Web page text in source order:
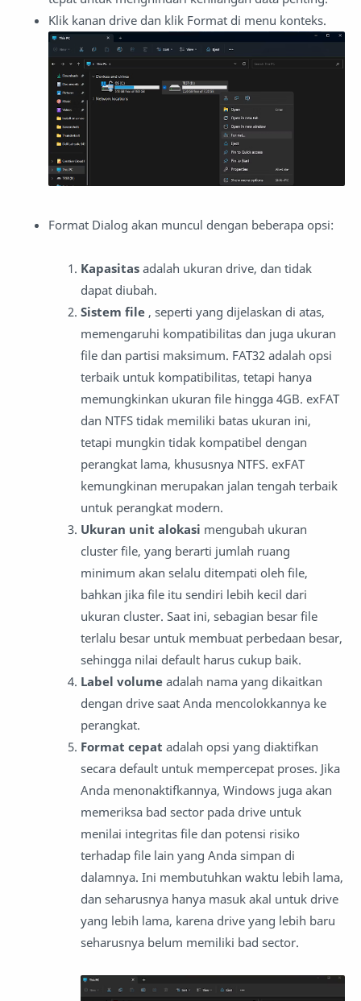
Klik kanan drive dan klik Format di menu konteks.
Format Dialog akan muncul dengan beberapa opsi:
Kapasitas adalah ukuran drive, dan tidak
dapat diubah.
Sistem file , seperti yang dijelaskan di atas,
memengaruhi kompatibilitas dan juga ukuran
file dan partisi maksimum. FAT32 adalah opsi
terbaik untuk kompatibilitas, tetapi hanya
memungkinkan ukuran file hingga 4GB. exFAT
dan NTFS tidak memiliki batas ukuran ini,
tetapi mungkin tidak kompatibel dengan
perangkat lama, khususnya NTFS. exFAT
kemungkinan merupakan jalan tengah terbaik
untuk perangkat modern.
Ukuran unit alokasi mengubah ukuran
cluster file, yang berarti jumlah ruang
minimum akan selalu ditempati oleh file,
bahkan jika file itu sendiri lebih kecil dari
ukuran cluster. Saat ini, sebagian besar file
terlalu besar untuk membuat perbedaan besar,
sehingga nilai default harus cukup baik.
Label volume adalah nama yang dikaitkan
dengan drive saat Anda mencolokkannya ke
perangkat.
Format cepat adalah opsi yang diaktifkan
secara default untuk mempercepat proses. Jika
Anda menonaktifkannya, Windows juga akan
memeriksa bad sector pada drive untuk
menilai integritas file dan potensi risiko
terhadap file lain yang Anda simpan di
dalamnya. Ini membutuhkan waktu lebih lama,
dan seharusnya hanya masuk akal untuk drive
yang lebih lama, karena drive yang lebih baru
seharusnya belum memiliki bad sector.